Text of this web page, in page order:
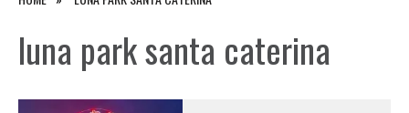
luna park santa caterina